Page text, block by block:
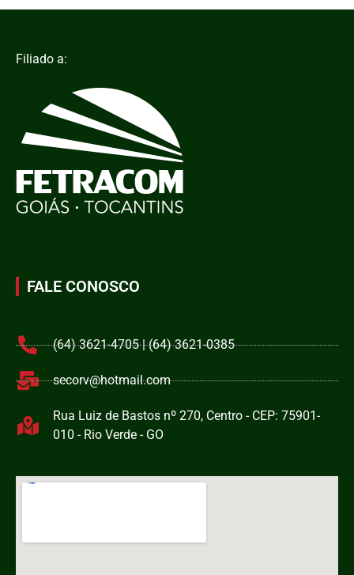
Filiado a:
FALE CONOSCO
(64) 3621-4705 | (64) 3621-0385
secorv@hotmail.com
Rua Luiz de Bastos nº 270, Centro - CEP: 75901-
010 - Rio Verde - GO